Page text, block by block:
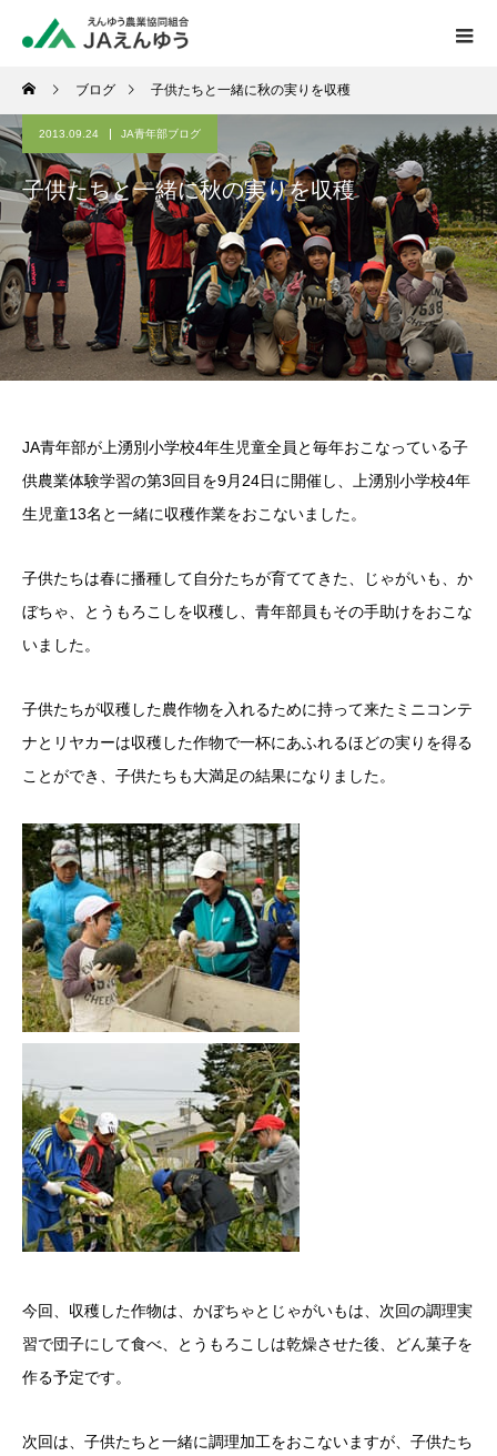
ブログ 子供たちと一緒に秋の実りを収穫
2013.09.24 JA青年部ブログ
子供たちと一緒に秋の実りを収穫
JA青年部が上湧別小学校4年生児童全員と毎年おこなっている子
供農業体験学習の第3回目を9月24日に開催し、上湧別小学校4年
生児童13名と一緒に収穫作業をおこないました。
子供たちは春に播種して自分たちが育ててきた、じゃがいも、か
ぼちゃ、とうもろこしを収穫し、青年部員もその手助けをおこな
いました。
子供たちが収穫した農作物を入れるために持って来たミニコンテ
ナとリヤカーは収穫した作物で一杯にあふれるほどの実りを得る
ことができ、子供たちも大満足の結果になりました。
今回、収穫した作物は、かぼちゃとじゃがいもは、次回の調理実
習で団子にして食べ、とうもろこしは乾燥させた後、どん菓子を
作る予定です。
次回は、子供たちと一緒に調理加工をおこないますが、子供たち